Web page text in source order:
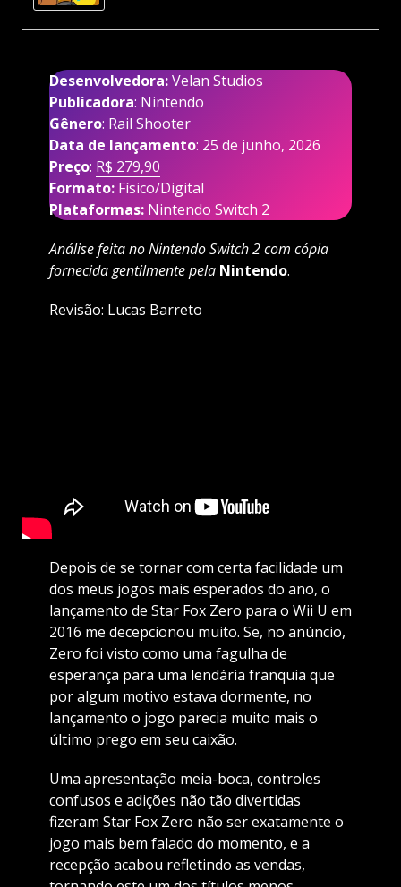
Desenvolvedora:Velan Studios
Publicadora: Nintendo
Gênero: Rail Shooter
Data de lançamento: 25 de junho, 2026
Preço: R$ 279,90
Formato: Físico/Digital
Plataformas:Nintendo Switch 2
Análise feita no Nintendo Switch 2 com cópia
fornecida gentilmente pela Nintendo.
Revisão: Lucas Barreto
Depois de se tornar com certa facilidade um
dos meus jogos mais esperados do ano, o
lançamento de Star Fox Zero para o Wii U em
2016 me decepcionou muito. Se, no anúncio,
Zero foi visto como uma fagulha de
esperança para uma lendária franquia que
por algum motivo estava dormente, no
lançamento o jogo parecia muito mais o
último prego em seu caixão.
Uma apresentação meia-boca, controles
confusos e adições não tão divertidas
fizeram Star Fox Zero não ser exatamente o
jogo mais bem falado do momento, e a
recepção acabou refletindo as vendas,